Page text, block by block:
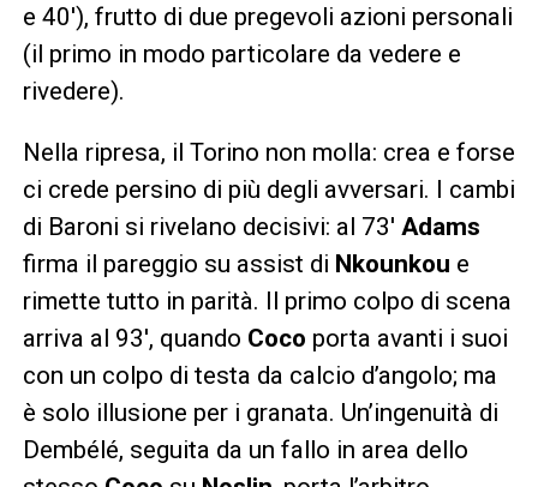
e 40′), frutto di due pregevoli azioni personali
(il primo in modo particolare da vedere e
rivedere).
Nella ripresa, il Torino non molla: crea e forse
ci crede persino di più degli avversari. I cambi
di Baroni si rivelano decisivi: al 73′ Adams
firma il pareggio su assist di Nkounkou e
rimette tutto in parità. Il primo colpo di scena
arriva al 93′, quando Coco porta avanti i suoi
con un colpo di testa da calcio d’angolo; ma
è solo illusione per i granata. Un’ingenuità di
Dembélé, seguita da un fallo in area dello